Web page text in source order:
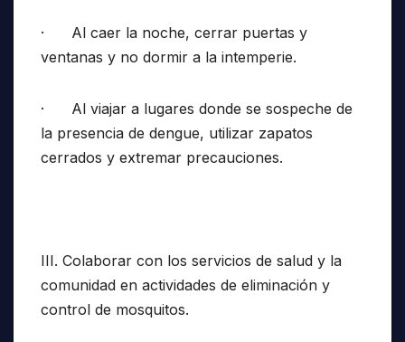
· Al caer la noche, cerrar puertas y
ventanas y no dormir a la intemperie.
· Al viajar a lugares donde se sospeche de
la presencia de dengue, utilizar zapatos
cerrados y extremar precauciones.
III. Colaborar con los servicios de salud y la
comunidad en actividades de eliminación y
control de mosquitos.